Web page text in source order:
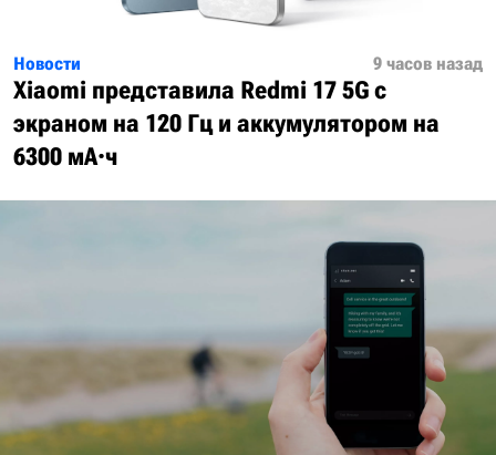
Новости 9 часов назад
Xiaomi представила Redmi 17 5G с
экраном на 120 Гц и аккумулятором на
6300 мА·ч